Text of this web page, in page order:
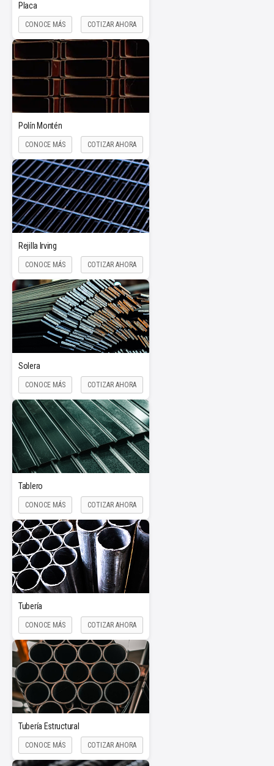
Placa
CONOCE MÁS COTIZAR AHORA
Polín Montén
CONOCE MÁS COTIZAR AHORA
Rejilla Irving
CONOCE MÁS COTIZAR AHORA
Solera
CONOCE MÁS COTIZAR AHORA
Tablero
CONOCE MÁS COTIZAR AHORA
Tubería
CONOCE MÁS COTIZAR AHORA
Tubería Estructural
CONOCE MÁS COTIZAR AHORA